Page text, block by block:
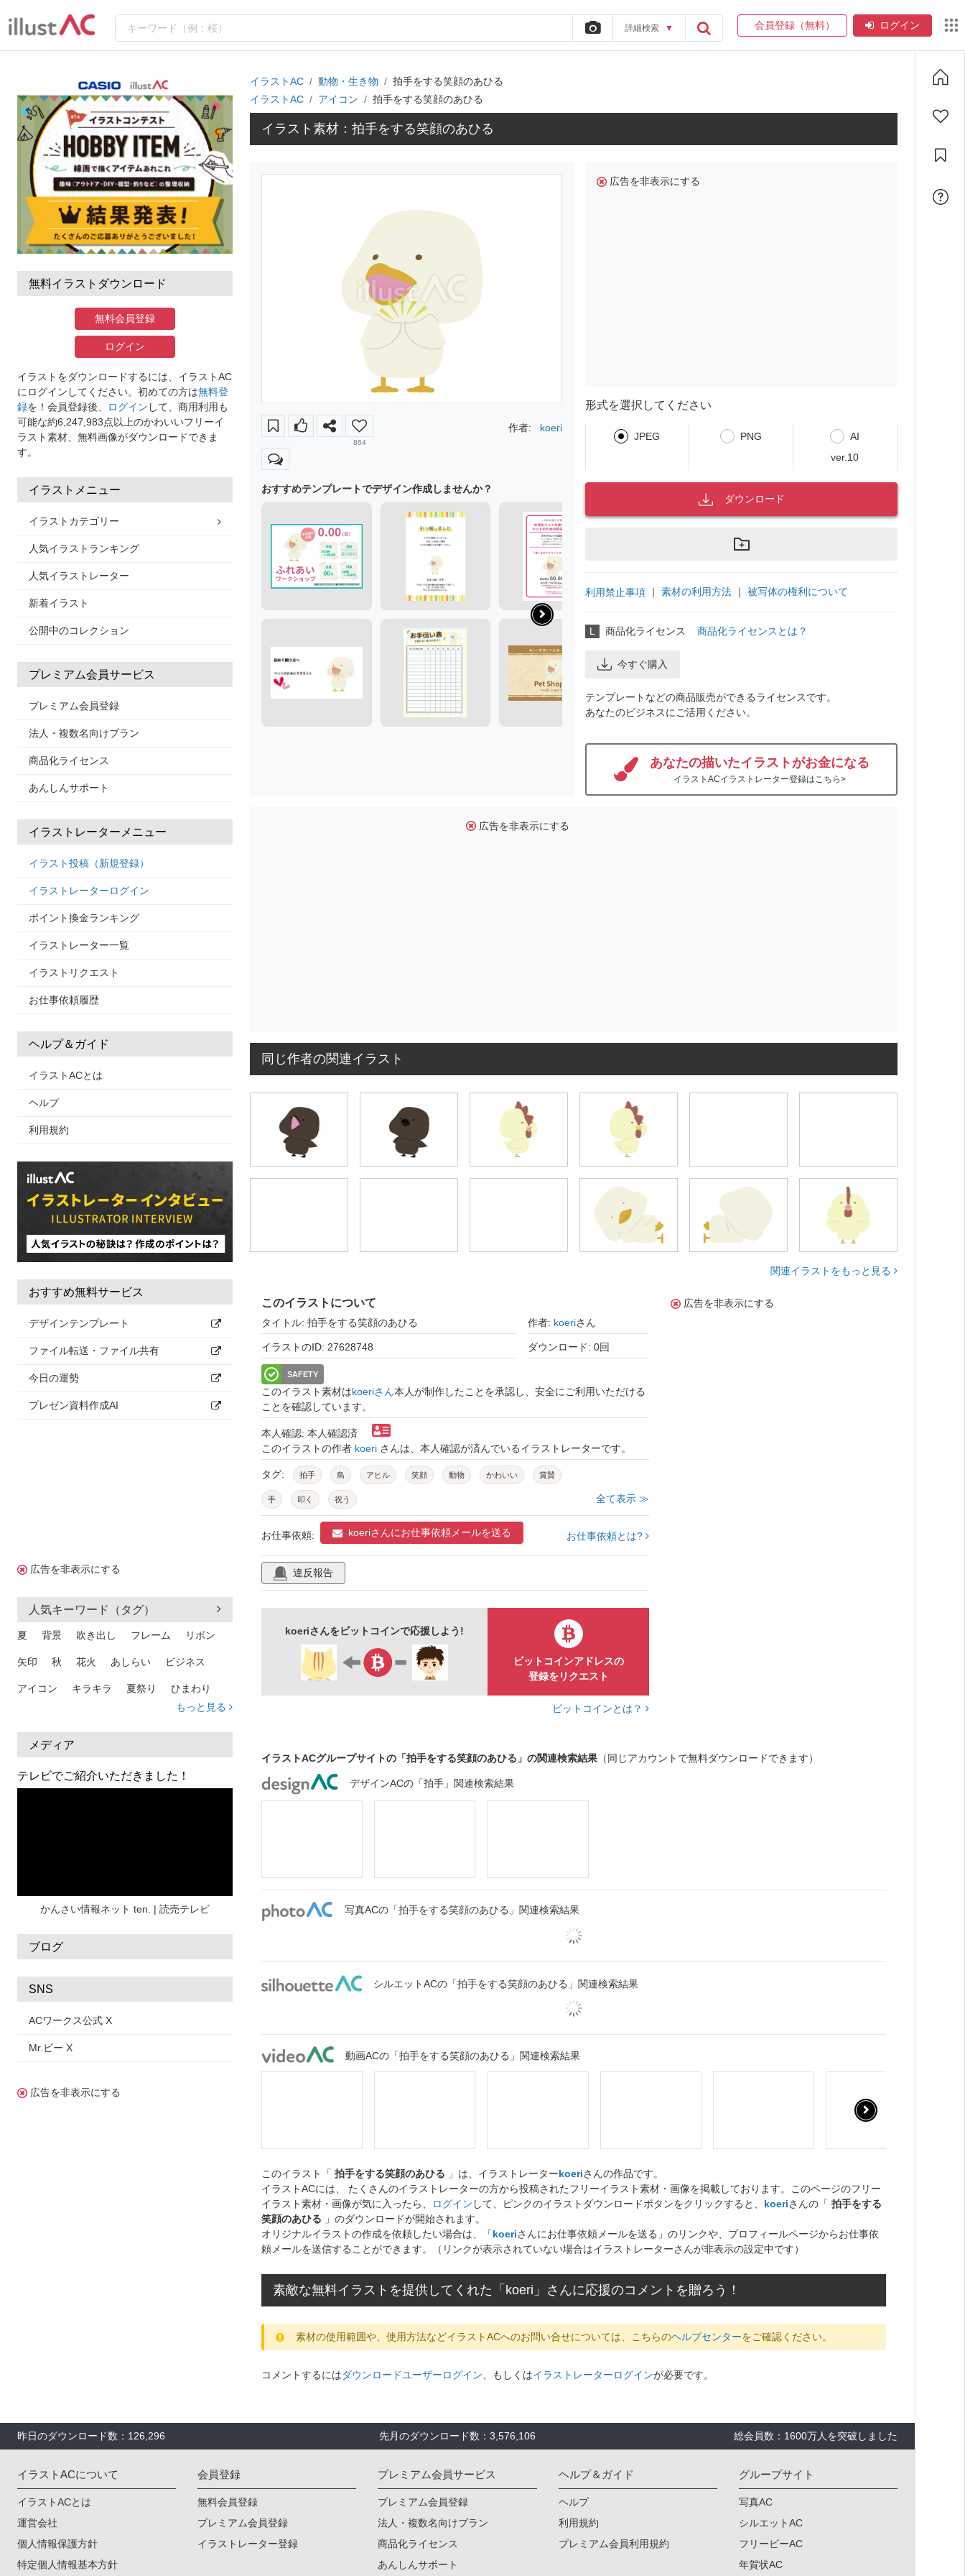
詳細検索 ▼ 会員登録（無料） ログイン
無料イラストダウンロード
無料会員登録
ログイン
イラストをダウンロードするには、イラストAC
にログインしてください。初めての方は無料登
録を！会員登録後、 ログイン して、商用利用も
可能な約6,247,983点以上のかわいいフリーイ
ラスト素材、無料画像がダウンロードできま
す。
イラストメニュー
イラストカテゴリー
人気イラストランキング
人気イラストレーター
新着イラスト
公開中のコレクション
プレミアム会員サービス
プレミアム会員登録
法人・複数名向けプラン
商品化ライセンス
あんしんサポート
イラストレーターメニュー
イラスト投稿（新規登録）
イラストレーターログイン
ポイント換金ランキング
イラストレーター一覧
イラストリクエスト
お仕事依頼履歴
ヘルプ＆ガイド
イラストACとは
ヘルプ
利用規約
おすすめ無料サービス
デザインテンプレート
ファイル転送・ファイル共有
今日の運勢
プレゼン資料作成AI
広告を非表示にする
人気キーワード（タグ）
夏 背景 吹き出し フレーム リボン
矢印 秋 花火 あしらい ビジネス
アイコン キラキラ 夏祭り ひまわり
熱中症
人物 暑中見舞い
日本地図 海
もっと見る
メディア
テレビでご紹介いただきました！
かんさい情報ネット ten. | 読売テレビ
ブログ
SNS
ACワークス公式 X
Mr.ビー X
広告を非表示にする
イラストAC 動物・生き物
拍手をする笑顔のあひる
イラストAC
アイコン 拍手をする笑顔のあひる
イラスト素材：拍手をする笑顔のあひる
864
作者: koeri
おすすめテンプレートでデザイン作成しませんか？
広告を非表示にする
形式を選択してください
JPEG PNG
AI
ver.10
ダウンロード
利用禁止事項 ｜ 素材の利用方法 ｜ 被写体の権利について
L 商品化ライセンス 商品化ライセンスとは？
今すぐ購入
テンプレートなどの商品販売ができるライセンスです。
あなたのビジネスにご活用ください。
あなたの描いたイラストがお金になる
イラストACイラストレーター登録はこちら>
広告を非表示にする
同じ作者の関連イラスト
関連イラストをもっと見る
このイラストについて
タイトル: 拍手をする笑顔のあひる 作者: koeriさん
イラストのID: 27628748 ダウンロード: 0回
SAFETY
このイラスト素材はkoeriさん本人が制作したことを承認し、安全にご利用いただける
ことを確認しています。
本人確認: 本人確認済
このイラストの作者 koeri さんは、本人確認が済んでいるイラストレーターです。
タグ: 拍手 鳥 アヒル 笑顔 動物 かわいい 賞賛
手 叩く 祝う 全て表示 ≫
お仕事依頼: koeriさんにお仕事依頼メールを送る お仕事依頼とは?
違反報告
koeriさんをビットコインで応援しよう!
ビットコインアドレスの
登録をリクエスト
ビットコインとは？
広告を非表示にする
イラストACグループサイトの「拍手をする笑顔のあひる」の関連検索結果 （同じアカウントで無料ダウンロードできます）
デザインACの「拍手」関連検索結果
写真ACの「拍手をする笑顔のあひる」関連検索結果
シルエットACの「拍手をする笑顔のあひる」関連検索結果
動画ACの「拍手をする笑顔のあひる」関連検索結果
このイラスト「 拍手をする笑顔のあひる 」は、イラストレーターkoeriさんの作品です。
イラストACには、 たくさんのイラストレーターの方から投稿されたフリーイラスト素材・画像を掲載しております。このページのフリー
イラスト素材・画像が気に入ったら、
ログイン して、ピンクのイラストダウンロードボタンをクリックすると、 koeriさんの「 拍手をする
笑顔のあひる 」のダウンロードが開始されます。
オリジナルイラストの作成を依頼したい場合は、「koeriさんにお仕事依頼メールを送る」のリンクや、プロフィールページからお仕事依
頼メールを送信することができます。（リンクが表示されていない場合はイラストレーターさんが非表示の設定中です）
素敵な無料イラストを提供してくれた「koeri」さんに応援のコメントを贈ろう！
素材の使用範囲や、使用方法などイラストACへのお問い合せについては、こちらのヘルプセンターをご確認ください。
コメントするにはダウンロードユーザーログイン 、もしくはイラストレーターログインが必要です。
昨日のダウンロード数：126,296 先月のダウンロード数：3,576,106 総会員数：1600万人を突破しました
イラストACについて
イラストACとは
運営会社
個人情報保護方針
特定個人情報基本方針
会員登録
無料会員登録
プレミアム会員登録
イラストレーター登録
プレミアム会員サービス
プレミアム会員登録
法人・複数名向けプラン
商品化ライセンス
あんしんサポート
ヘルプ＆ガイド
ヘルプ
利用規約
プレミアム会員利用規約
グループサイト
写真AC
シルエットAC
フリービーAC
年賀状AC